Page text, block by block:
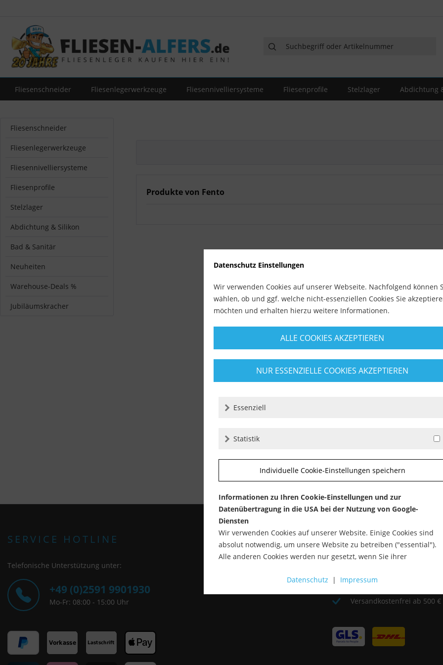
Fliesenschneider Fliesenlegerwerkzeuge Fliesennivelliersysteme Fliesenprofile Stelzlager Abdichtung
Fliesenschneider
Fliesenlegerwerkzeuge
Fliesennivelliersysteme
Fliesenprofile
Stelzlager
Abdichtung & Silikon
Bad & Sanitär
Neuheiten
Warehouse-Deals %
Jubiläumskracher
Produkte von Fento
SERVICE HOTLINE
Telefonische Unterstützung unter:
+49 (0)2591 9901930
Mo-Fr: 08:00 - 15:00 Uhr
UNSER
Beste Qualität - Von Profis
Bei Bestellung bis 12 Uhr
Versandkostenfrei ab 500 €
Datenschutz Einstellungen
Wir verwenden Cookies auf unserer Webseite. Nachfolgend können
wählen, ob und ggf. welche nicht-essenziellen Cookies Sie
möchten und erhalten hierzu weitere Informationen.
ALLE COOKIES AKZEPTIEREN
NUR ESSENZIELLE COOKIES AKZEPTIEREN
Essenziell
Statistik
Individuelle Cookie-Einstellungen speichern
Informationen zu Ihren Cookie-Einstellungen und zur
Datenübertragung in die USA bei der Nutzung von Google-
Diensten
Wir verwenden Cookies auf unserer Website. Einige Cookies sind
absolut notwendig, um unsere Website zu betreiben ("essential").
Alle anderen Cookies werden nur gesetzt, wenn Sie ihrer
können Sie wählen, ob Sie "nur wesentliche Cookies ", "alle Cookies
Die Zustimmung zur Verwendung von nicht essentiellen Cookies ist
Datenschutz | Impressum